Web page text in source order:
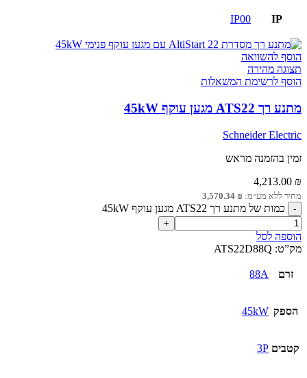
IP
IP00
הוסף להשוואה
תצוגה מהירה
הוסף לרשימת המשאלות
מתנע רך ATS22 מגען עוקף 45kW
Schneider Electric
זמין בהזמנה מראש
4,213.00 ₪
מחיר ללא מע״מ: 3,570.34 ₪
כמות של מתנע רך ATS22 מגען עוקף 45kW
הוספה לסל
מק”ט: ATS22D88Q
זרם 88A
הספק 45kW
קטבים 3P